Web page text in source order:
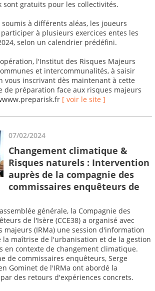
sont gratuits pour les collectivités.
à différents aléas, les joueurs
à plusieurs exercices entes les
selon un calendrier prédéfini.
l'Institut des Risques Majeurs
et intercommunalités, à saisir
vous inscrivant dès maintenant à cette
de préparation face aux risques majeurs
[ voir le site ]
07/02/2024
Changement climatique &
Risques naturels : Intervention
auprès de la compagnie des
commissaires enquêteurs de
générale, la Compagnie des
de l'Isère (CCE38) a organisé avec
majeurs (IRMa) une session d'information
maîtrise de l'urbanisation et de la gestion
en contexte de changement climatique.
de commissaires enquêteurs, Serge
Gominet de l'IRMa ont abordé la
des retours d'expériences concrets.